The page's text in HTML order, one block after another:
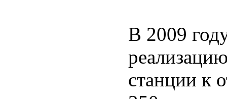
В 2009
станции к